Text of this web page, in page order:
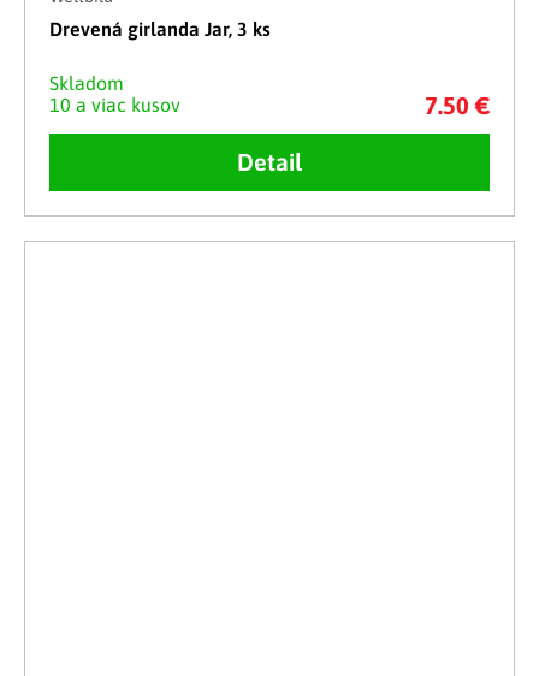
Drevená girlanda Jar, 3 ks
Skladom
10 a viac kusov
7.50 €
Detail